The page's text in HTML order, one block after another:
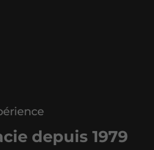
depuis 1979